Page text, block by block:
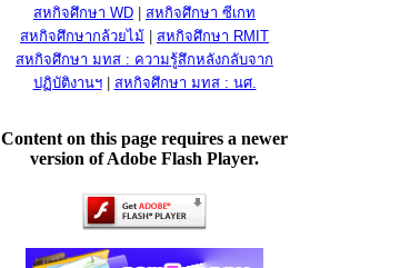
สหกิจศึกษา WD
สหกิจศึกษา ซีเกท
สหกิจศึกษากล้วยไม้
สหกิจศึกษา RMIT
สหกิจศึกษา มทส : ความรู้สึกหลังกลับจาก
ปฏิบัติงานฯ| สหกิจศึกษา มทส : นศ.
Content on this page requires a newer
version of Adobe Flash Player.